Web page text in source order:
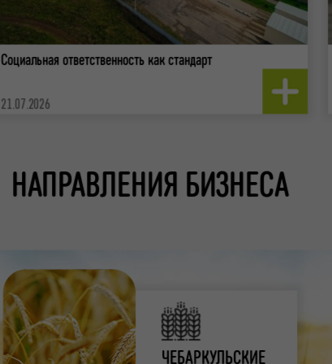
Социальная ответственность как стандарт
21.07.2026
НАПРАВЛЕНИЯ БИЗНЕСА
ЧЕБАРКУЛЬСКИЕ